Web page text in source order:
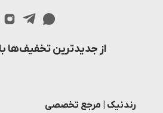
از جدیدترین تخفیف‌ها
رندنیک | مرجع تخصصی